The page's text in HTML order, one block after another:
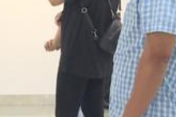
Video